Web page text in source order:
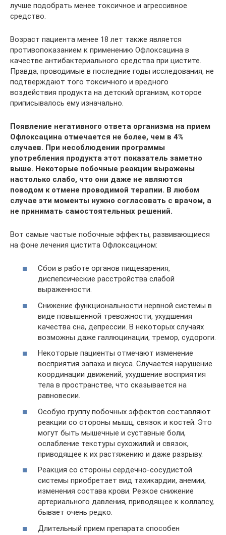
лучше подобрать менее токсичное и агрессивное
средство.
Возраст пациента менее 18 лет также является
противопоказанием к применению Офлоксацина в
качестве антибактериального средства при цистите.
Правда, проводимые в последние годы исследования, не
подтверждают того токсичного и вредного
воздействия продукта на детский организм, которое
приписывалось ему изначально.
Появление негативного ответа организма на прием
Офлоксацина отмечается не более, чем в 4%
случаев. При несоблюдении программы
употребления продукта этот показатель заметно
выше. Некоторые побочные реакции выражены
настолько слабо, что они даже не являются
поводом к отмене проводимой терапии. В любом
случае эти моменты нужно согласовать с врачом, а
не принимать самостоятельных решений.
Вот самые частые побочные эффекты, развивающиеся
на фоне лечения цистита Офлоксацином:
Сбои в работе органов пищеварения,
диспепсические расстройства слабой
выраженности.
Снижение функциональности нервной системы в
виде повышенной тревожности, ухудшения
качества сна, депрессии. В некоторых случаях
возможны даже галлюцинации, тремор, судороги.
Некоторые пациенты отмечают изменение
восприятия запаха и вкуса. Случается нарушение
координации движений, ухудшение восприятия
тела в пространстве, что сказывается на
равновесии.
Особую группу побочных эффектов составляют
реакции со стороны мышц, связок и костей. Это
могут быть мышечные и суставные боли,
ослабление текстуры сухожилий и связок,
приводящее к их растяжению и даже разрыву.
Реакция со стороны сердечно-сосудистой
системы приобретает вид тахикардии, анемии,
изменения состава крови. Резкое снижение
артериального давления, приводящее к коллапсу,
бывает очень редко.
Длительный прием препарата способен